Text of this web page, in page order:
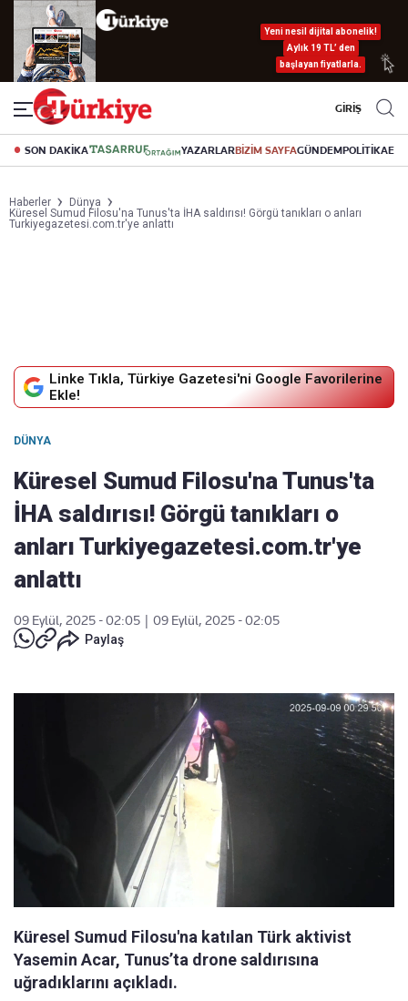
Yeni nesil dijital abonelik!
Aylık 19 TL’ den
başlayan fiyatlarla.
GİRİŞ
SON DAKİKA YAZARLARBİZİM SAYFAGÜNDEMPOLİTİKA
Haberler
Dünya
Küresel Sumud Filosu'na Tunus'ta İHA saldırısı! Görgü tanıkları o anları
Turkiyegazetesi.com.tr'ye anlattı
Linke Tıkla, Türkiye Gazetesi'ni Google Favorilerine
Ekle!
DÜNYA
Küresel Sumud Filosu'na Tunus'ta
İHA saldırısı! Görgü tanıkları o
anları Turkiyegazetesi.com.tr'ye
anlattı
09 Eylül, 2025 - 02:05
09 Eylül, 2025 - 02:05
Paylaş
Küresel Sumud Filosu'na katılan Türk aktivist
Yasemin Acar, Tunus’ta drone saldırısına
uğradıklarını açıkladı.